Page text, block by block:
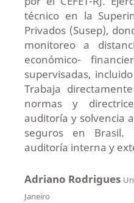
técnico en la
Privados (Susep),
monitoreo a
económico-
supervisadas,
Trabaja
normas y
auditoría y solvencia
seguros en Brasil.
auditoría interna y
Adriano Rodrigues
Janeiro